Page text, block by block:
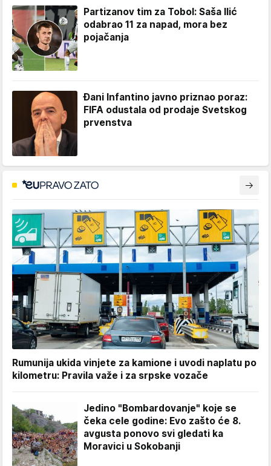
Partizanov tim za Tobol: Saša Ilić
odabrao 11 za napad, mora bez
pojačanja
Đani Infantino javno priznao poraz:
FIFA odustala od prodaje Svetskog
prvenstva
Rumunija ukida vinjete za kamione i uvodi naplatu po
kilometru: Pravila važe i za srpske vozače
Jedino "Bombardovanje" koje se
čeka cele godine: Evo zašto će 8.
avgusta ponovo svi gledati ka
Moravici u Sokobanji